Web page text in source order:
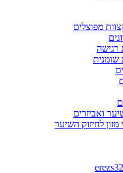
מפוצלים
רגישה
ואביזרים